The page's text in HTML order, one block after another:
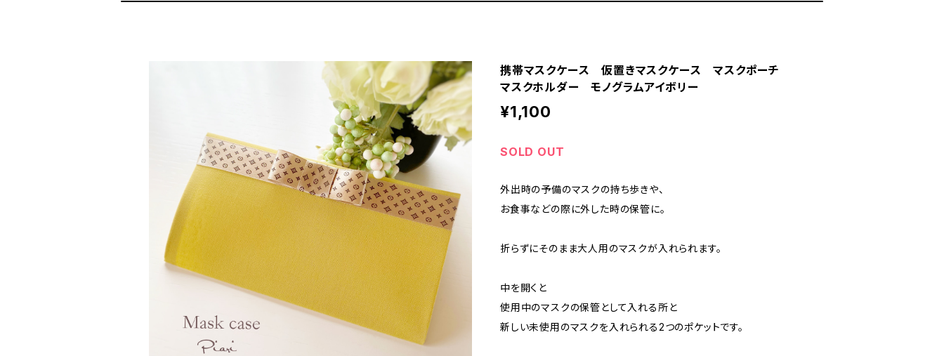
携帯マスクケース 仮置きマスクケース マスクポーチ
マスクホルダー モノグラムアイボリー
¥1,100
SOLD OUT
外出時の予備のマスクの持ち歩きや、
お食事などの際に外した時の保管に。
折らずにそのまま大人用のマスクが入れられます。
中を開くと
使用中のマスクの保管として入れる所と
新しい未使用のマスクを入れられる2つのポケットです。